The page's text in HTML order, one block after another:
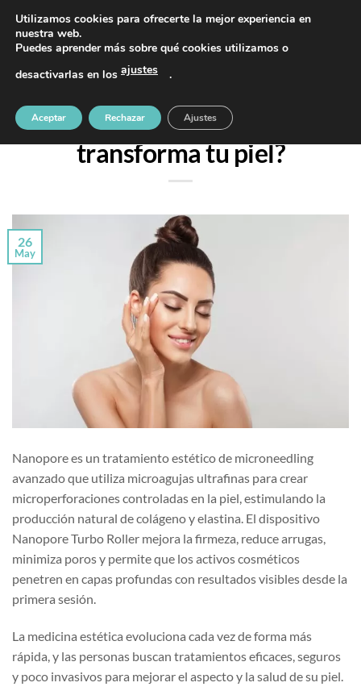
contenido
PIDE TU CITA AL TELÉFONO 637 42 97 25
Nanopore: ¿qué es y cómo
transforma tu piel?
26
May
Nanopore es un tratamiento estético de microneedling
avanzado que utiliza microagujas ultrafinas para crear
microperforaciones controladas en la piel, estimulando la
producción natural de colágeno y elastina. El dispositivo
Nanopore Turbo Roller mejora la firmeza, reduce arrugas,
minimiza poros y permite que los activos cosméticos
penetren en capas profundas con resultados visibles desde la
primera sesión.
La medicina estética evoluciona cada vez de forma más
rápida, y las personas buscan tratamientos eficaces, seguros
y poco invasivos para mejorar el aspecto y la salud de su piel.
Utilizamos cookies para ofrecerte la mejor experiencia en
nuestra web.
Puedes aprender más sobre qué cookies utilizamos o
desactivarlas en los ajustes .
Aceptar Rechazar Ajustes